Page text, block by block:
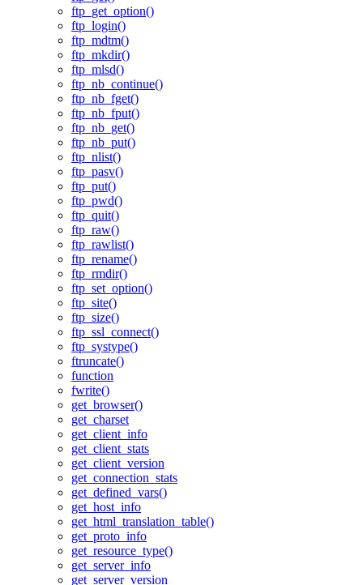
ftp_get_option()
ftp_login()
ftp_mdtm()
ftp_mkdir()
ftp_mlsd()
ftp_nb_continue()
ftp_nb_fget()
ftp_nb_fput()
ftp_nb_get()
ftp_nb_put()
ftp_nlist()
ftp_pasv()
ftp_put()
ftp_pwd()
ftp_quit()
ftp_raw()
ftp_rawlist()
ftp_rename()
ftp_rmdir()
ftp_set_option()
ftp_site()
ftp_size()
ftp_ssl_connect()
ftp_systype()
ftruncate()
function
fwrite()
get_browser()
get_charset
get_client_info
get_client_stats
get_client_version
get_connection_stats
get_defined_vars()
get_host_info
get_html_translation_table()
get_proto_info
get_resource_type()
get_server_info
get_server_version